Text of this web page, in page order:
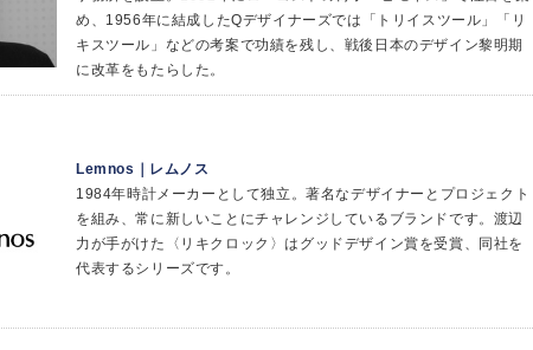
め、1956年に結成したQデザイナーズでは「トリイスツール」「リ
キスツール」などの考案で功績を残し、戦後日本のデザイン黎明期
に改革をもたらした。
Lemnos｜レムノス
1984年時計メーカーとして独立。著名なデザイナーとプロジェクト
を組み、常に新しいことにチャレンジしているブランドです。渡辺
力が手がけた〈リキクロック〉はグッドデザイン賞を受賞、同社を
代表するシリーズです。